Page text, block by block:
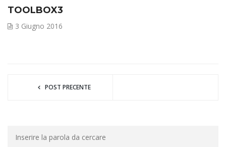
TOOLBOX3
3 Giugno 2016
POST PRECENTE